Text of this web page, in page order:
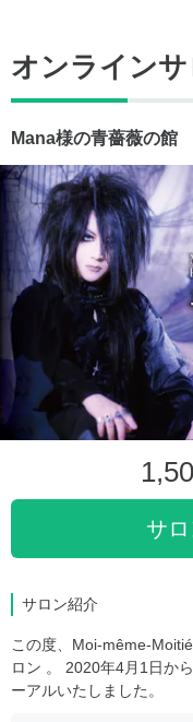
オンライン
Mana様の青薔薇の館
サ
サロン紹介
この度、Moi-même-
ロン 。 2020年4月1日か
ーアルいたしました。